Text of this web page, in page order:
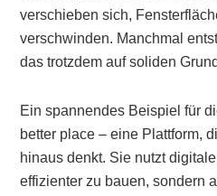
verschieben sich,
verschwinden. Manchmal
das trotzdem auf soliden
Ein spannendes Beispiel für
better place – eine Plattform,
hinaus denkt. Sie nutzt
effizienter zu bauen, sondern